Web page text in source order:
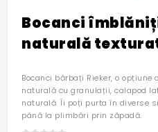
Bocanci
naturală
Bocanci bărbați Rieker, o
naturală cu granulații, calapod
naturală. Îi poți purta în diverse
până la plimbări prin zăpadă.